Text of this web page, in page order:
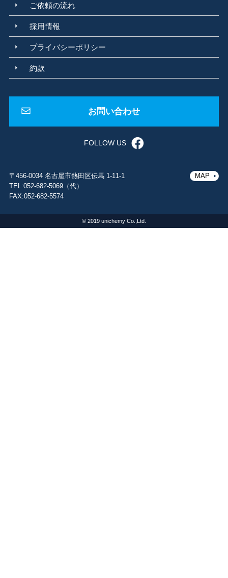
ご依頼の流れ
採用情報
プライバシーポリシー
約款
お問い合わせ
FOLLOW US
〒456-0034 名古屋市熱田区伝馬 1-11-1
TEL:052-682-5069（代）
FAX:052-682-5574
MAP
© 2019 unichemy Co.,Ltd.